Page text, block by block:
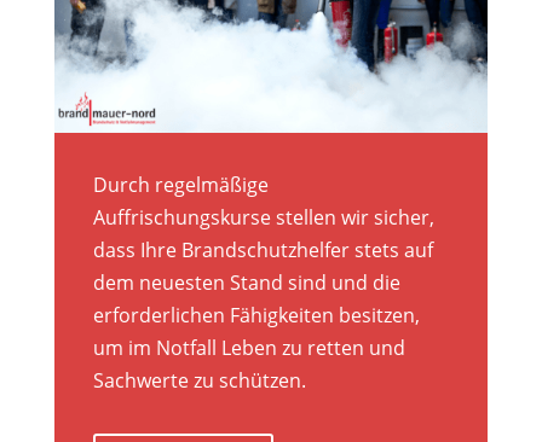
Durch regelmäßige
Auffrischungskurse stellen wir sicher,
dass Ihre Brandschutzhelfer stets auf
dem neuesten Stand sind und die
erforderlichen Fähigkeiten besitzen,
um im Notfall Leben zu retten und
Sachwerte zu schützen.